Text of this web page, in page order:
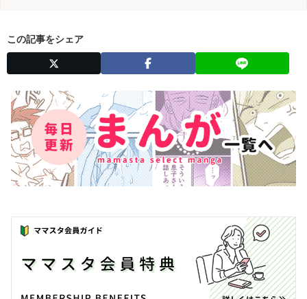
この記事をシェア